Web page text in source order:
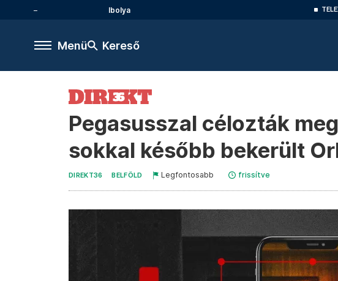
Ibolya
Menü Kereső
Pegasusszal célozták
sokkal később bekerült
DIREKT36 BELFÖLD Legfontosabb frissítve